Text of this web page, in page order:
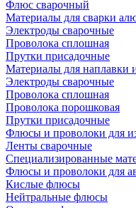
Флюс сварочный
Материалы для сварки
Электроды сварочные
Проволока сплошная
Прутки присадочные
Материалы для наплавки
Электроды сварочные
Проволока сплошная
Проволока порошковая
Прутки присадочные
Флюсы и проволоки для
Ленты сварочные
Специализированные
Флюсы и проволоки для
Кислые флюсы
Нейтральные флюсы